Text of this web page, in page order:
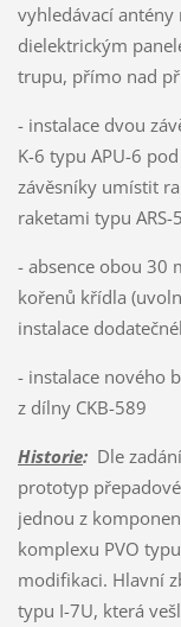
vyhledávací antény
dielektrickým
trupu, přímo nad
- instalace dvou
K-6 typu APU-6
závěsníky umístit
raketami typu ARS-
- absence obou 30
kořenů křídla
instalace
- instalace nového
z dílny CKB-589
Historie:Dle
prototyp
jednou z
komplexu PVO
modifikaci. Hlavní
typu I-7U, která